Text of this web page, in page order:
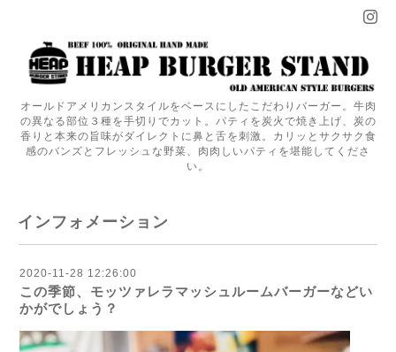
オールドアメリカンスタイルをベースにしたこだわりバーガー。牛肉
の異なる部位３種を手切りでカット。パティを炭火で焼き上げ、炭の
香りと本来の旨味がダイレクトに鼻と舌を刺激。カリッとサクサク食
感のバンズとフレッシュな野菜、肉肉しいパティを堪能してくださ
い。
インフォメーション
2020-11-28 12:26:00
この季節、モッツァレラマッシュルームバーガーなどい
かがでしょう？